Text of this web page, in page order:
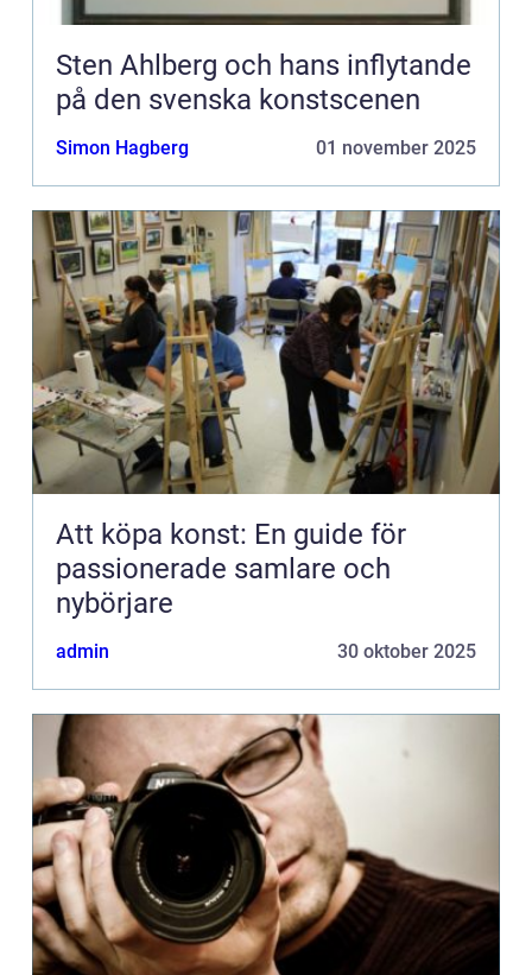
Sten Ahlberg och hans inflytande
på den svenska konstscenen
Simon Hagberg 01 november 2025
Att köpa konst: En guide för
passionerade samlare och
nybörjare
admin 30 oktober 2025